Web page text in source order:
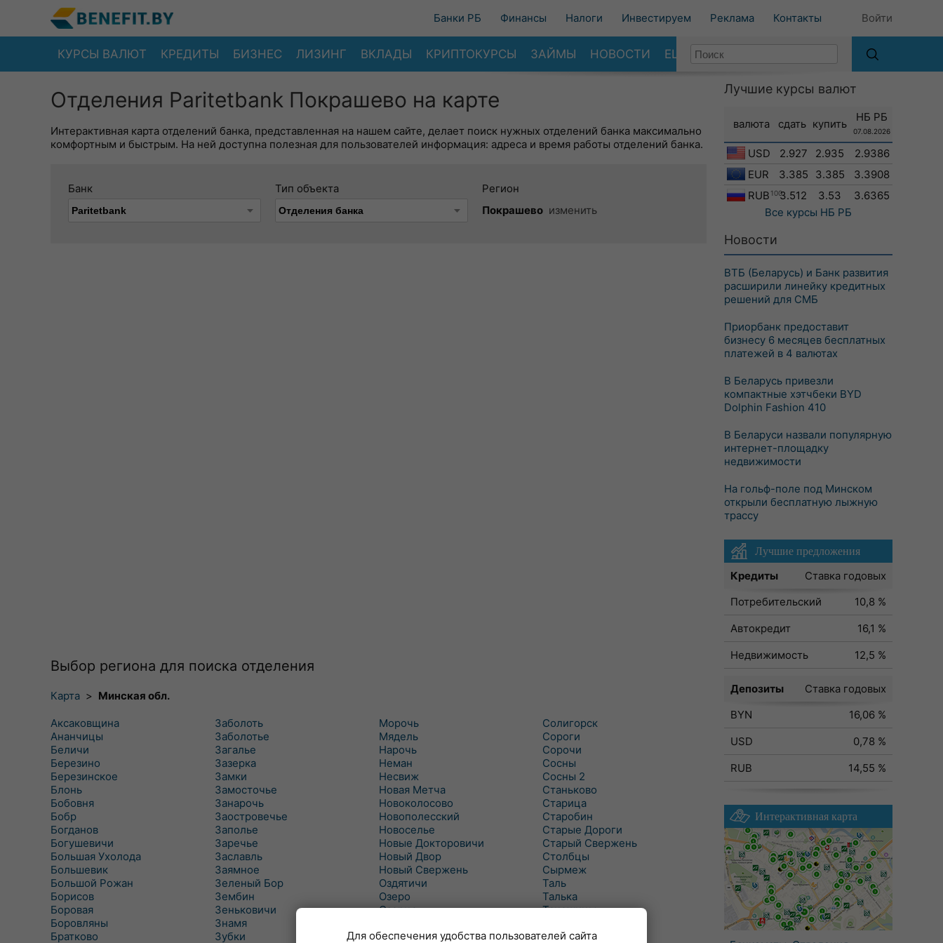
Банки РБ Финансы Налоги Инвестируем Реклама Контакты Войти
КУРСЫ ВАЛЮТ КРЕДИТЫ БИЗНЕС ЛИЗИНГ ВКЛАДЫ КРИПТОКУРСЫ ЗАЙМЫ НОВОСТИ ЕЩЕ
Отделения Paritetbank Покрашево на карте
Интерактивная карта отделений банка, представленная на нашем сайте, делает поиск нужных отделений банка максимально
комфортным и быстрым. На ней доступна полезная для пользователей информация: адреса и время работы отделений банка.
Банк Тип объекта
Регион
Покрашево изменить
Выбор региона для поиска отделения
Карта > Минская обл.
Аксаковщина
Ананчицы
Беличи
Березино
Березинское
Блонь
Бобовня
Бобр
Богданов
Богушевичи
Большая Ухолода
Большевик
Большой Рожан
Борисов
Боровая
Боровляны
Братково
Заболоть
Заболотье
Загалье
Зазерка
Замки
Замосточье
Занарочь
Заостровечье
Заполье
Заречье
Заславль
Заямное
Зеленый Бор
Зембин
Зеньковичи
Знамя
Зубки
Морочь
Мядель
Нарочь
Неман
Несвиж
Новая Метча
Новоколосово
Новополесский
Новоселье
Новые Докторовичи
Новый Двор
Новый Свержень
Оздятичи
Озеро
Озерцо
Октябрь
Солигорск
Сороги
Сорочи
Сосны
Сосны 2
Станьково
Старица
Старобин
Старые Дороги
Старый Свержень
Столбцы
Сырмеж
Таль
Талька
Танежицы
Турец-Бояры
Лучшие курсы валют
валюта сдать купить
НБ РБ
07.08.2026
USD 2.927 2.935
2.9386
EUR
3.385 3.385
3.3908
RUB 1003.512 3.53
3.6365
Все курсы НБ РБ
Новости
ВТБ (Беларусь) и Банк развития
расширили линейку кредитных
решений для СМБ
Приорбанк предоставит
бизнесу 6 месяцев бесплатных
платежей в 4 валютах
В Беларусь привезли
компактные хэтчбеки BYD
Dolphin Fashion 410
В Беларуси назвали популярную
интернет-площадку
недвижимости
На гольф-поле под Минском
открыли бесплатную лыжную
трассу
Лучшие предложения
Кредиты
Ставка годовых
Потребительский
10,8 %
Автокредит
16,1 %
Недвижимость
12,5 %
Депозиты
Ставка годовых
BYN
16,06 %
USD
0,78 %
RUB
14,55 %
Интерактивная карта
Для обеспечения удобства пользователей сайта